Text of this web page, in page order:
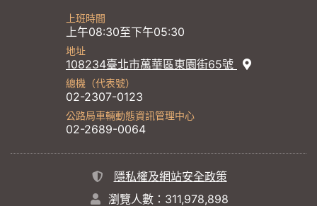
上班時間
上午08:30至下午05:30
地址
108234臺北市萬華區東園街65號
總機（代表號）
02-2307-0123
公路局車輛動態資訊管理中心
02-2689-0064
隱私權及網站安全政策
瀏覽人數：311,978,898